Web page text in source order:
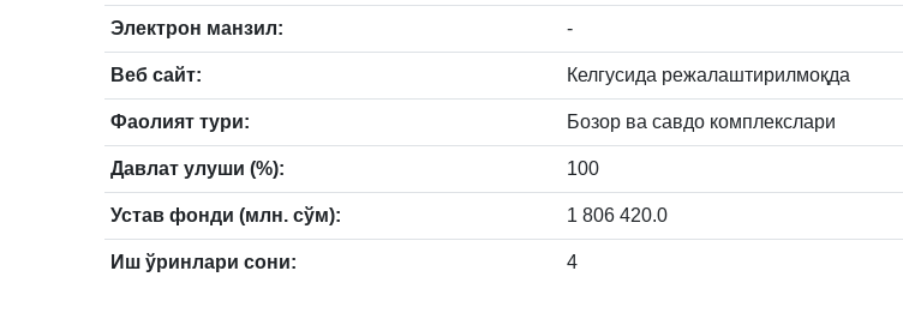
Электрон манзил: -
Веб сайт: Келгусида режалаштирилмоқда
Фаолият тури: Бозор ва савдо комплекслари
Давлат улуши (%): 100
Устав фонди (млн. сўм): 1 806 420.0
Иш ўринлари сони: 4